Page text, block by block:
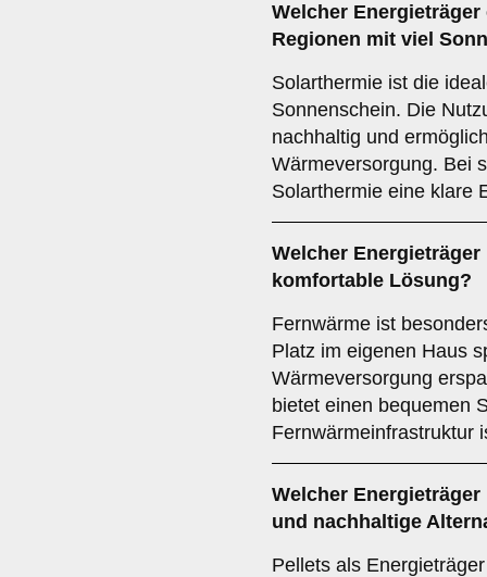
Welcher Energieträger
Regionen mit viel
Solarthermie ist die
Sonnenschein. Die
nachhaltig und
Wärmeversorgung. Bei
Solarthermie eine klare
Welcher Energieträger
komfortable Lösung?
Fernwärme ist
Platz im eigenen Haus
Wärmeversorgung
bietet einen bequemen
Fernwärmeinfrastruktur
Welcher Energieträger
und nachhaltige
Pellets als